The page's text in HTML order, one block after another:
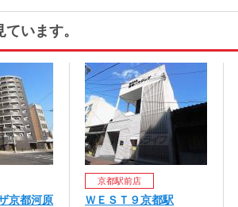
います。
京都河原
京都駅前店
ＷＥＳＴ９京都駅